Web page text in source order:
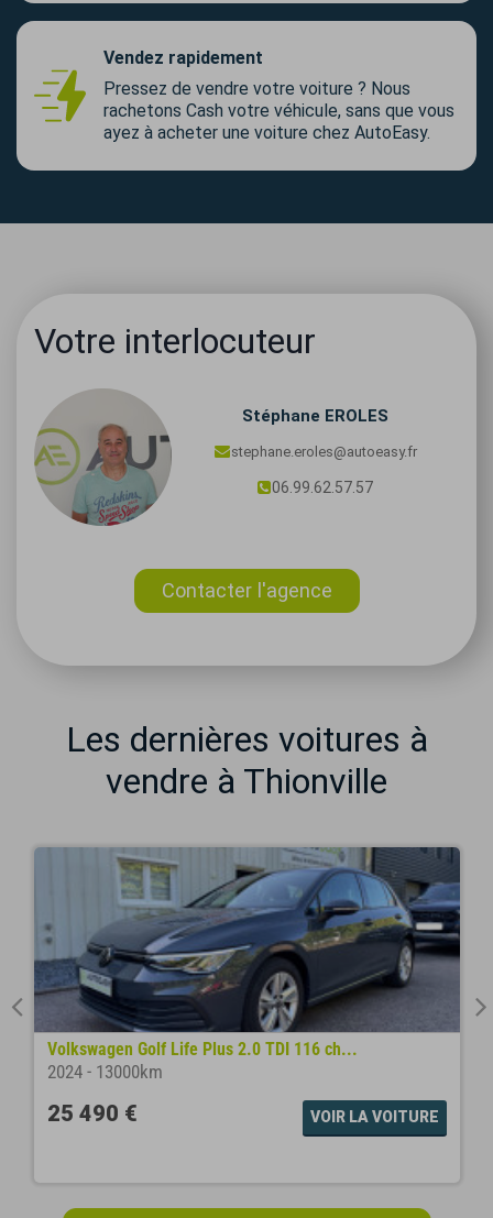
Vendez rapidement
Pressez de vendre votre voiture ? Nous
rachetons Cash votre véhicule, sans que vous
ayez à acheter une voiture chez AutoEasy.
Votre interlocuteur
Stéphane EROLES
stephane.eroles@autoeasy.fr
06.99.62.57.57
Contacter l'agence
Les dernières voitures à
vendre à Thionville
Volkswagen Golf Life Plus 2.0 TDI 116 ch...
2024 - 13000km
25 490 € VOIR LA VOITURE